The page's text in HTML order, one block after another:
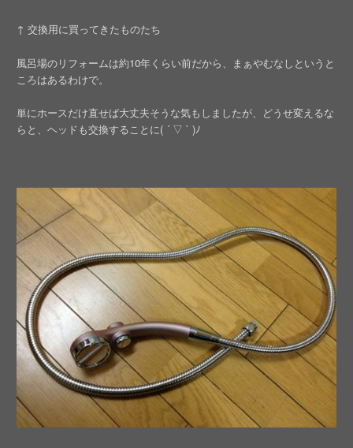
↑ 交換用に買ってきたものたち
風呂場のリフォームは約10年くらい前だから、まぁやむなしというと
ころはあるわけで。
単にホースだけ直せば大丈夫そうな気もしましたが、どうせ変えるな
らと、ヘッドも交換することに( ´ ▽ ` )ﾉ